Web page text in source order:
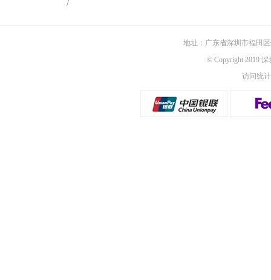
/
地址：广东省深圳市福田
© Copyright 2019
访问统